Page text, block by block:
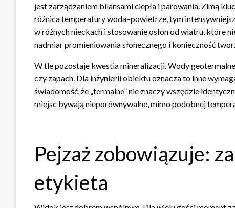
jest zarządzaniem bilansami ciepła i parowania. Zimą
różnica temperatury woda–powietrze, tym
w różnych nieckach i stosowanie osłon od wiatru, które
nadmiar promieniowania słonecznego i konieczność
W tle pozostaje kwestia mineralizacji. Wody
czy zapach. Dla inżynierii obiektu oznacza to inne
świadomość, że „termalne” nie znaczy wszędzie
miejsc bywają nieporównywalne, mimo podobnej
Pejzaż zobowiązuje:
etykieta